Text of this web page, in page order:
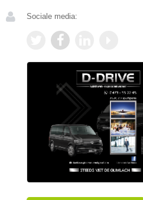
Sociale media: